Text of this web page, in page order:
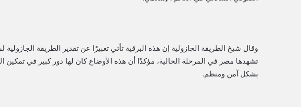
وقال شيخ الطريقة الجازولية إن هذه البرقية تأتي تعبيرًا عن تقدير الطريقة الجازولية
تشهدها مصر في المرحلة الحالية، مؤكدًا أن هذه الأوضاع كان لها دور كبير في تمكين
بشكل آمن ومنظم.